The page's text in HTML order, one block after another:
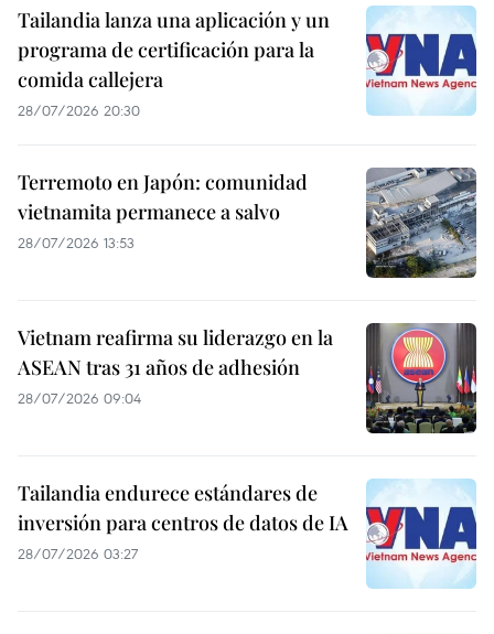
Tailandia lanza una aplicación y un
programa de certificación para la
comida callejera
28/07/2026 20:30
Terremoto en Japón: comunidad
vietnamita permanece a salvo
28/07/2026 13:53
Vietnam reafirma su liderazgo en la
ASEAN tras 31 años de adhesión
28/07/2026 09:04
Tailandia endurece estándares de
inversión para centros de datos de IA
28/07/2026 03:27